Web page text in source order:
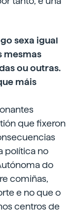
sexa igual
mesmas
ou outras.
máis
que fixeron
política no
do
comiñas,
e no que o
centros de